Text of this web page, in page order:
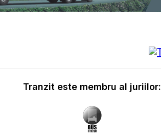
Tranzit este membru al juriilor: